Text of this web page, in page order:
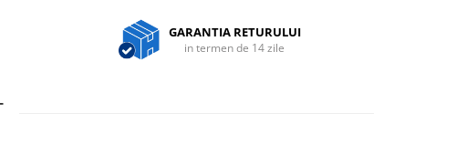
GARANTIA RETURULUI
in termen de 14 zile